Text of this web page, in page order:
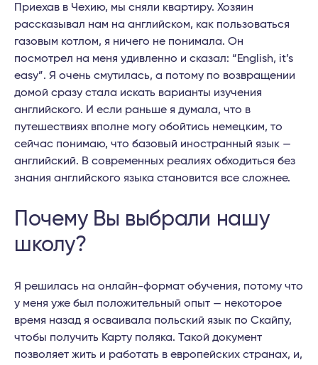
Приехав в Чехию, мы сняли квартиру. Хозяин
рассказывал нам на английском, как пользоваться
газовым котлом, я ничего не понимала. Он
посмотрел на меня удивленно и сказал: “English, it’s
easy”. Я очень смутилась, а потому по возвращении
домой сразу стала искать варианты изучения
английского. И если раньше я думала, что в
путешествиях вполне могу обойтись немецким, то
сейчас понимаю, что базовый иностранный язык —
английский. В современных реалиях обходиться без
знания английского языка становится все сложнее.
Почему Вы выбрали нашу
школу?
Я решилась на онлайн-формат обучения, потому что
у меня уже был положительный опыт — некоторое
время назад я осваивала польский язык по Скайпу,
чтобы получить Карту поляка. Такой документ
позволяет жить и работать в европейских странах, и,